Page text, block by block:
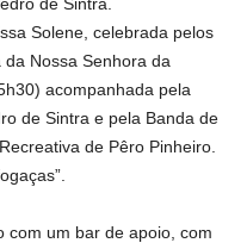
Solene, celebrada pelos
Nossa Senhora da
acompanhada pela
de Sintra e pela Banda de
de Pêro Pinheiro.
com um bar de apoio, com